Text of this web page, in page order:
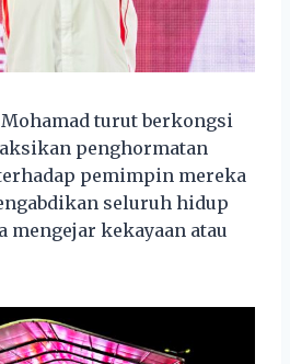
turut berkongsi
penghormatan
pemimpin mereka
seluruh hidup
mengejar kekayaan atau